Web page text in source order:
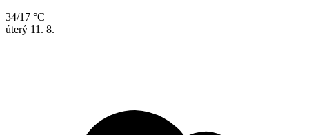
34/17 °C
úterý 11. 8.